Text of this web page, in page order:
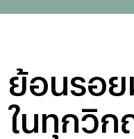
ย้อนรอย
ในทุกวิ